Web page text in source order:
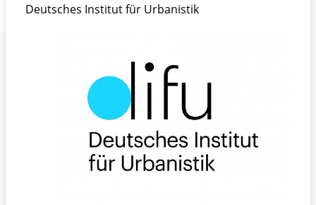
Deutsches Institut für Urbanistik